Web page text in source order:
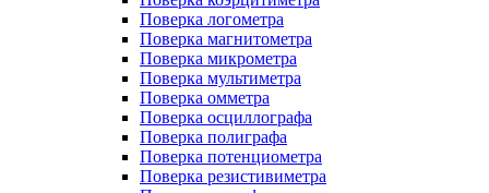
Поверка логометра
Поверка магнитометра
Поверка микрометра
Поверка мультиметра
Поверка омметра
Поверка осциллографа
Поверка полиграфа
Поверка потенциометра
Поверка резистивиметра